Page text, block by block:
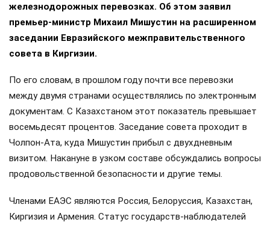
железнодорожных перевозках. Об этом заявил
премьер-министр Михаил Мишустин на расширенном
заседании Евразийского межправительственного
совета в Киргизии.
По его словам, в прошлом году почти все перевозки
между двумя странами осуществлялись по электронным
документам. С Казахстаном этот показатель превышает
восемьдесят процентов. Заседание совета проходит в
Чолпон-Ата, куда Мишустин прибыл с двухдневным
визитом. Накануне в узком составе обсуждались вопросы
продовольственной безопасности и другие темы.
Членами ЕАЭС являются Россия, Белоруссия, Казахстан,
Киргизия и Армения. Статус государств-наблюдателей